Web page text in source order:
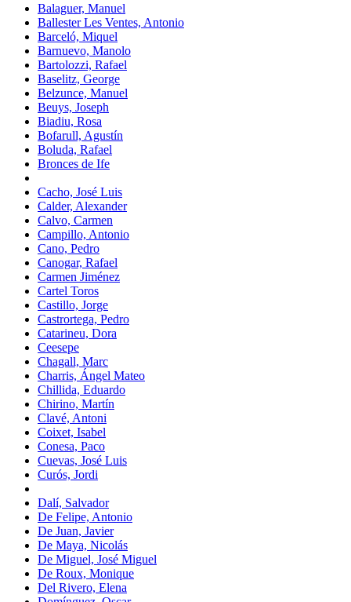
Balaguer, Manuel
Ballester Les Ventes, Antonio
Barceló, Miquel
Barnuevo, Manolo
Bartolozzi, Rafael
Baselitz, George
Belzunce, Manuel
Beuys, Joseph
Biadiu, Rosa
Bofarull, Agustín
Boluda, Rafael
Bronces de Ife
Cacho, José Luis
Calder, Alexander
Calvo, Carmen
Campillo, Antonio
Cano, Pedro
Canogar, Rafael
Carmen Jiménez
Cartel Toros
Castillo, Jorge
Castrortega, Pedro
Catarineu, Dora
Ceesepe
Chagall, Marc
Charris, Ángel Mateo
Chillida, Eduardo
Chirino, Martín
Clavé, Antoni
Coixet, Isabel
Conesa, Paco
Cuevas, José Luis
Curós, Jordi
Dalí, Salvador
De Felipe, Antonio
De Juan, Javier
De Maya, Nicolás
De Miguel, José Miguel
De Roux, Monique
Del Rivero, Elena